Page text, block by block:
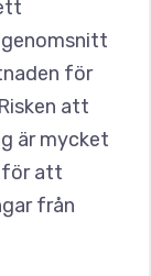
för
att
är mycket
för att
från